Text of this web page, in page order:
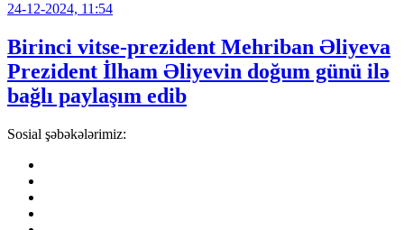
24-12-2024, 11:54
Birinci vitse-prezident Mehriban Əliyeva
Prezident İlham Əliyevin doğum günü ilə
bağlı paylaşım edib
Sosial şəbəkələrimiz: